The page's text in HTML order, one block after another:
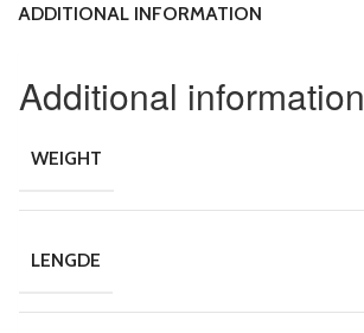
ADDITIONAL INFORMATION
Additional information
WEIGHT
LENGDE